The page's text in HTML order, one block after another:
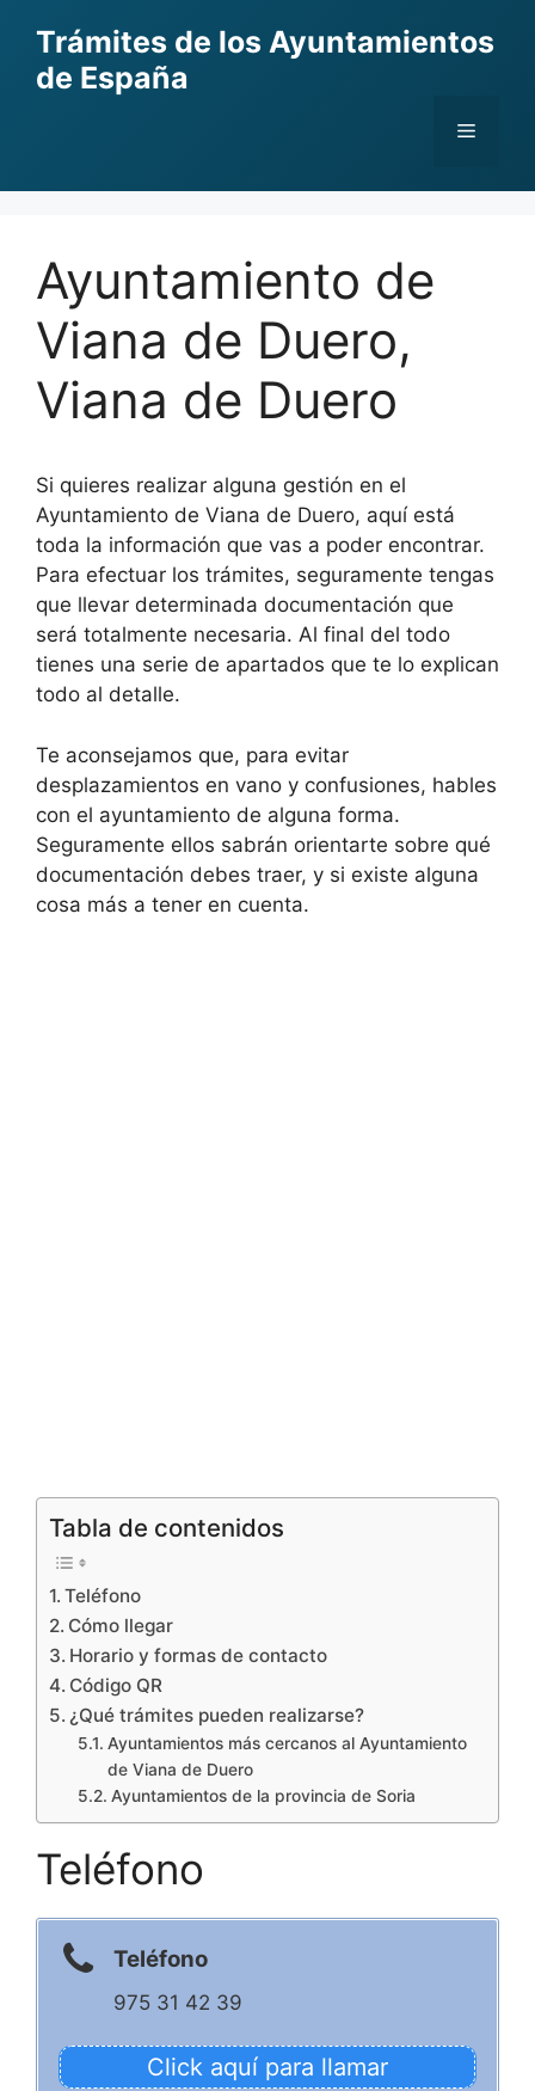
content
Trámites de los Ayuntamientos
de España
Menu
Ayuntamiento de
Viana de Duero,
Viana de Duero
Si quieres realizar alguna gestión en el
Ayuntamiento de Viana de Duero, aquí está
toda la información que vas a poder encontrar.
Para efectuar los trámites, seguramente tengas
que llevar determinada documentación que
será totalmente necesaria. Al final del todo
tienes una serie de apartados que te lo explican
todo al detalle.
Te aconsejamos que, para evitar
desplazamientos en vano y confusiones, hables
con el ayuntamiento de alguna forma.
Seguramente ellos sabrán orientarte sobre qué
documentación debes traer, y si existe alguna
cosa más a tener en cuenta.
Tabla de contenidos
Teléfono
Cómo llegar
Horario y formas de contacto
Código QR
¿Qué trámites pueden realizarse?
Ayuntamientos más cercanos al Ayuntamiento
de Viana de Duero
Ayuntamientos de la provincia de Soria
Teléfono
Teléfono
975 31 42 39
Click aquí para llamar